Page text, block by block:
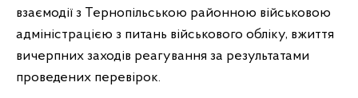
взаємодії з Тернопільською районною військовою
адміністрацією з питань військового обліку, вжиття
вичерпних заходів реагування за результатами
проведених перевірок.